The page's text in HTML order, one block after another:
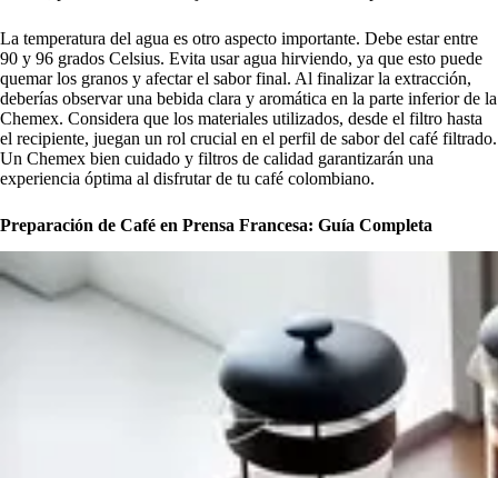
La temperatura del agua es otro aspecto importante. Debe estar entre
90 y 96 grados Celsius. Evita usar agua hirviendo, ya que esto puede
quemar los granos y afectar el sabor final. Al finalizar la extracción,
deberías observar una bebida clara y aromática en la parte inferior de la
Chemex. Considera que los materiales utilizados, desde el filtro hasta
el recipiente, juegan un rol crucial en el perfil de sabor del café filtrado.
Un Chemex bien cuidado y filtros de calidad garantizarán una
experiencia óptima al disfrutar de tu café colombiano.
Preparación de Café en Prensa Francesa: Guía Completa